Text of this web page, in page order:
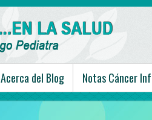
Acerca del Blog Notas Cáncer